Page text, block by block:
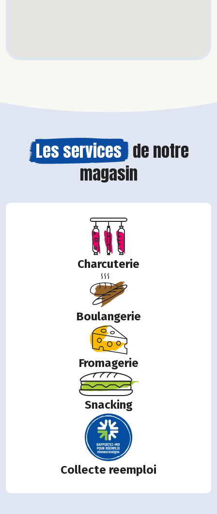
Les services de notre
magasin
Charcuterie
Boulangerie
Fromagerie
Snacking
Collecte reemploi